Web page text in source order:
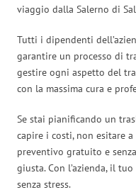
viaggio dalla Salerno di
Tutti i dipendenti
garantire un processo di
gestire ogni aspetto del
con la massima cura e
Se stai pianificando un
capire i costi, non esitare
preventivo gratuito e
giusta. Con l’azienda, il
senza stress.